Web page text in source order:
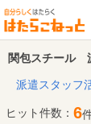
関包スチール
派遣スタッフ
ヒット件数： 6